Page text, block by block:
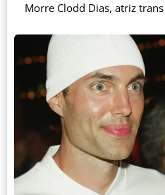
Morre Clodd Dias, atriz